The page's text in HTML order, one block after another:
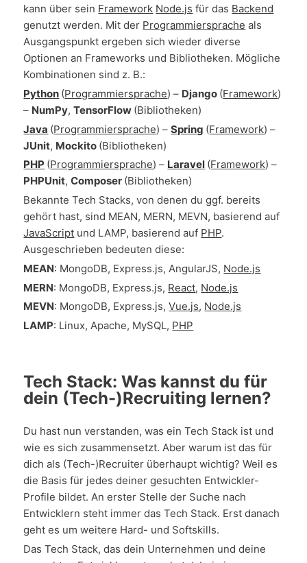
kann über sein Framework Node.js für das Backend
genutzt werden. Mit der Programmiersprache als
Ausgangspunkt ergeben sich wieder diverse
Optionen an Frameworks und Bibliotheken. Mögliche
Kombinationen sind z. B.:
Python (Programmiersprache) – Django (Framework)
– NumPy,TensorFlow (Bibliotheken)
Java (Programmiersprache) –Spring (Framework) –
JUnit, Mockito (Bibliotheken)
PHP (Programmiersprache) – Laravel (Framework) –
PHPUnit,Composer (Bibliotheken)
Bekannte Tech Stacks, von denen du ggf. bereits
gehört hast, sind MEAN, MERN, MEVN, basierend auf
JavaScript und LAMP, basierend auf PHP.
Ausgeschrieben bedeuten diese:
MEAN: MongoDB, Express.js, AngularJS, Node.js
MERN: MongoDB, Express.js, React, Node.js
MEVN: MongoDB, Express.js,Vue.js, Node.js
LAMP: Linux, Apache, MySQL, PHP
Tech Stack: Was kannst du für
dein (Tech-)Recruiting lernen?
Du hast nun verstanden, was ein Tech Stack ist und
wie es sich zusammensetzt. Aber warum ist das für
dich als (Tech-)Recruiter überhaupt wichtig? Weil es
die Basis für jedes deiner gesuchten Entwickler-
Profile bildet. An erster Stelle der Suche nach
Entwicklern steht immer das Tech Stack. Erst danach
geht es um weitere Hard- und Softskills.
Das Tech Stack, das dein Unternehmen und deine